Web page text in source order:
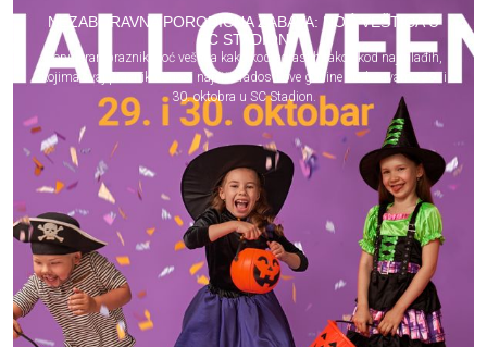
NEZABORAVNA PORODIČNA ZABAVA: NOĆ VEŠTICA U
SC STADION
Popularan praznik Noć veštica kako kod odraslih tako i kod najmlađih,
kojima ovaj praznik donosi najviše radosti ove godine obeležavamo 29. i
30. oktobra u SC Stadion.